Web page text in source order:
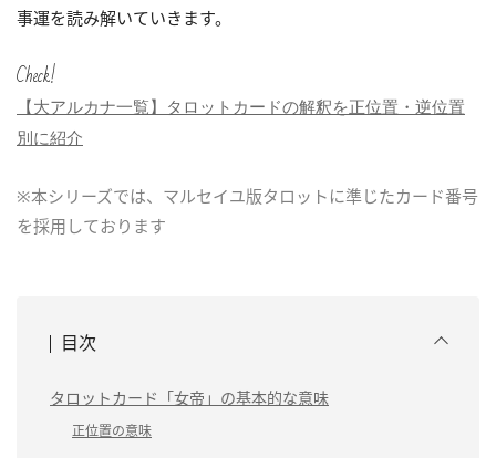
事運を読み解いていきます。
Check!
【大アルカナ一覧】タロットカードの解釈を正位置・逆位置
別に紹介
※本シリーズでは、マルセイユ版タロットに準じたカード番号
を採用しております
目次
タロットカード「女帝」の基本的な意味
正位置の意味